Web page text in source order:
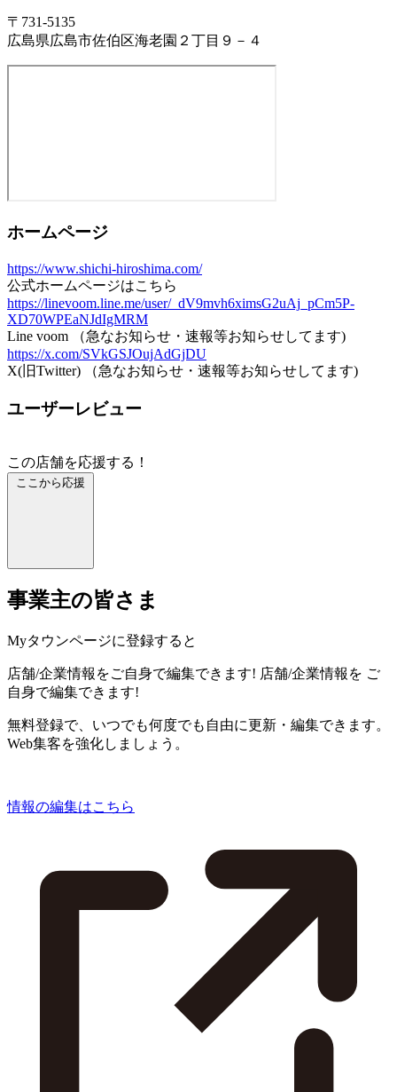
〒731-5135
広島県広島市佐伯区海老園２丁目９－４
ホームページ
https://www.shichi-hiroshima.com/
公式ホームページはこちら
https://linevoom.line.me/user/_dV9mvh6ximsG2uAj_pCm5P-
XD70WPEaNJdIgMRM
Line voom （急なお知らせ・速報等お知らせしてます)
https://x.com/SVkGSJOujAdGjDU
X(旧Twitter) （急なお知らせ・速報等お知らせしてます)
ユーザーレビュー
この店舗を応援する！
ここから応援
事業主の皆さま
Myタウンページに登録すると
店舗/企業情報をご自身で編集できます! 店舗/企業情報を ご
自身で編集できます!
無料登録で、いつでも何度でも自由に更新・編集できます。
Web集客を強化しましょう。
情報の編集はこちら